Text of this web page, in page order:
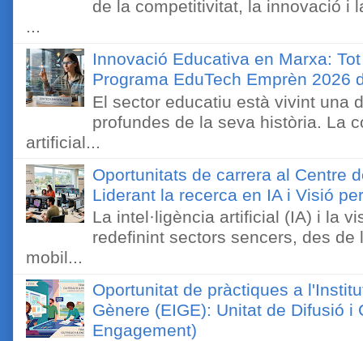
de la competitivitat, la innovació i
...
Innovació Educativa en Marxa:
Programa EduTech Emprèn 2026
El sector educatiu està vivint una
profundes de la seva història. La
artificial...
Oportunitats de carrera al Centre
Liderant la recerca en IA i Visió
La intel·ligència artificial (IA) i la
redefinint sectors sencers, des
mobil...
Oportunitat de pràctiques a
Gènere (EIGE): Unitat de Difusió i
Engagement)